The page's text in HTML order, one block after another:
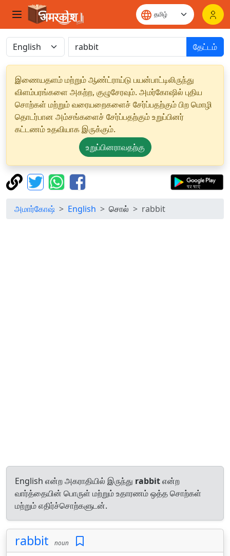
தேட்டம்
இணையதளம் மற்றும் ஆண்ட்ராய்டு பயன்பாட்டிலிருந்து
விளம்பரங்களை அகற்ற, குழுசேரவும். அமர்கோஷில் புதிய
சொற்கள் மற்றும் வரையறைகளைச் சேர்ப்பதற்கும் பிற மொழி
தொடர்பான அம்சங்களைச் சேர்ப்பதற்கும் உறுப்பினர்
கட்டணம் உதவியாக இருக்கும்.
உறுப்பினராவதற்கு
அமார்கோஷ் English சொல் rabbit
English என்ற அகராதியில் இருந்து rabbitஎன்ற
வார்த்தையின் பொருள் மற்றும் உதாரணம் ஒத்த சொற்கள்
மற்றும் எதிர்ச்சொற்களுடன்.
rabbit noun